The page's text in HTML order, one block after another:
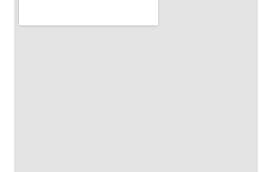
Szpitale